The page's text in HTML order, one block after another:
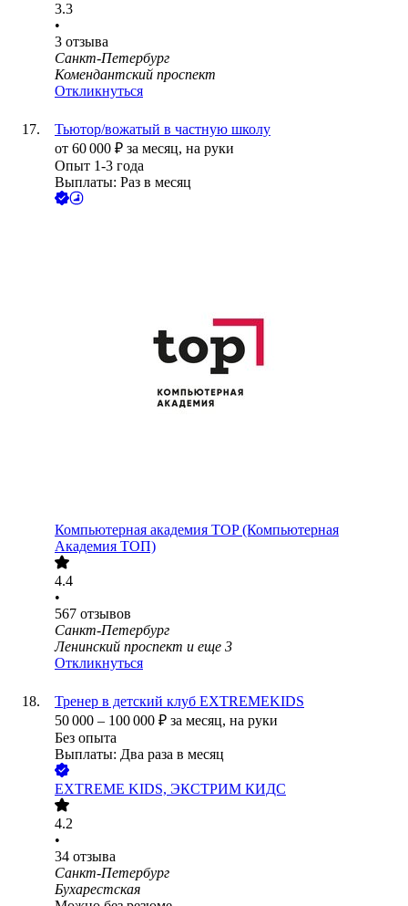
3.3
•
3 отзыва
Санкт-Петербург
Комендантский проспект
Откликнуться
Тьютор/вожатый в частную школу
от 60 000 ₽ за месяц, на руки
Опыт 1-3 года
Выплаты: Раз в месяц
Компьютерная академия TOP (Компьютерная
Академия ТОП)
4.4
•
567 отзывов
Санкт-Петербург
Ленинский проспект и еще 3
Откликнуться
Тренер в детский клуб EXTREMEKIDS
50 000 – 100 000 ₽ за месяц, на руки
Без опыта
Выплаты: Два раза в месяц
EXTREME KIDS, ЭКСТРИМ КИДС
4.2
•
34 отзыва
Санкт-Петербург
Бухарестская